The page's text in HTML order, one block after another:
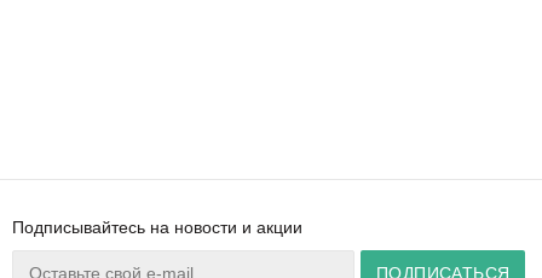
Подписывайтесь на новости и акции